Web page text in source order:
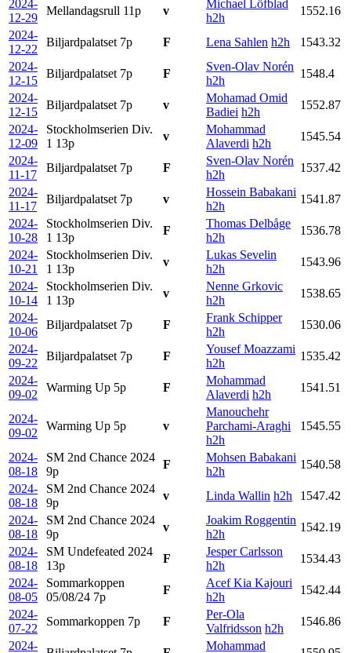
2024-
12-29
Mellandagsrull 11p v
Michael Löfblad
h2h
1552.16
2024-
12-22
Biljardpalatset 7p F Lena Sahlen h2h
1543.32
2024-
12-15
Biljardpalatset 7p F
Sven-Olav Norén
h2h
1548.4
2024-
12-15
Biljardpalatset 7p v
Mohamad Omid
Badiei h2h
1552.87
2024-
12-09
Stockholmserien Div.
1 13p
v
Mohammad
Alaverdi h2h
1545.54
2024-
11-17
Biljardpalatset 7p F
Sven-Olav Norén
h2h
1537.42
2024-
11-17
Biljardpalatset 7p v
Hossein Babakani
h2h
1541.87
2024-
10-28
Stockholmserien Div.
1 13p
F
Thomas Delbåge
h2h
1536.78
2024-
10-21
Stockholmserien Div.
1 13p
v
Lukas Sevelin
h2h
1543.96
2024-
10-14
Stockholmserien Div.
1 13p
v
Nenne Grkovic
h2h
1538.65
2024-
10-06
Biljardpalatset 7p F
Frank Schipper
h2h
1530.06
2024-
09-22
Biljardpalatset 7p F
Yousef Moazzami
h2h
1535.42
2024-
09-02
Warming Up 5p F
Mohammad
Alaverdi h2h
1541.51
2024-
09-02
Warming Up 5p v
Manouchehr
Parchami-Araghi
h2h
1545.55
2024-
08-18
SM 2nd Chance 2024
9p
F
Mohsen Babakani
h2h
1540.58
2024-
08-18
SM 2nd Chance 2024
9p
v Linda Wallin h2h
1547.42
2024-
08-18
SM 2nd Chance 2024
9p
v
Joakim Roggentin
h2h
1542.19
2024-
08-18
SM Undefeated 2024
13p
F
Jesper Carlsson
h2h
1534.43
2024-
08-05
Sommarkoppen
05/08/24 7p
F
Acef Kia Kajouri
h2h
1542.44
2024-
07-22
Sommarkoppen 7p F
Per-Ola
Valfridsson h2h
1546.86
2024-
Mohammad